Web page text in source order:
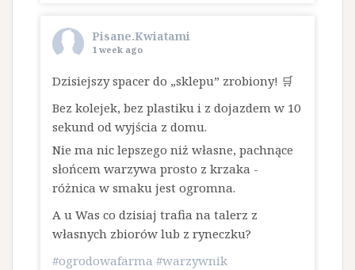
Pisane.Kwiatami
1 week ago
Dzisiejszy spacer do „sklepu” zrobiony! 🛒
Bez kolejek, bez plastiku i z dojazdem w 10
sekund od wyjścia z domu.
​Nie ma nic lepszego niż własne, pachnące
słońcem warzywa prosto z krzaka -
różnica w smaku jest ogromna.
A u Was co dzisiaj trafia na talerz z
własnych zbiorów lub z ryneczku?
#ogrodowafarma #warzywnik